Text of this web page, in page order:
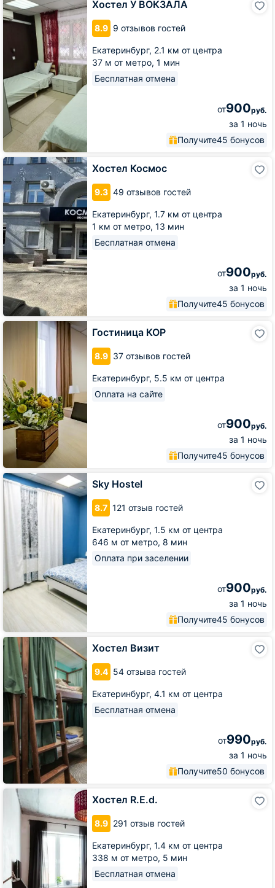
Хостел У ВОКЗАЛА
8.9 9 отзывов гостей
Екатеринбург, 2.1 км от центра
37 м от метро, 1 мин
Бесплатная отмена
от900руб.
за 1 ночь
Получите45 бонусов
У
ВОКЗАЛА
Хостел Космос
9.3 49 отзывов гостей
Екатеринбург, 1.7 км от центра
1 км от метро, 13 мин
Бесплатная отмена
от900руб.
за 1 ночь
Получите45 бонусов
Хостел
Космос
Гостиница КОР
8.9 37 отзывов гостей
Екатеринбург, 5.5 км от центра
Оплата на сайте
от900руб.
за 1 ночь
Получите45 бонусов
Гостиница
Sky Hostel
8.7 121 отзыв гостей
Екатеринбург, 1.5 км от центра
646 м от метро, 8 мин
Оплата при заселении
от900руб.
за 1 ночь
Получите45 бонусов
Sky
Hostel
Хостел Визит
9.4 54 отзыва гостей
Екатеринбург, 4.1 км от центра
Бесплатная отмена
от990руб.
за 1 ночь
Получите50 бонусов
Хостел
Визит
Хостел R.E.d.
8.9 291 отзыв гостей
Екатеринбург, 1.4 км от центра
338 м от метро, 5 мин
Бесплатная отмена
Хостел
R.E.d.